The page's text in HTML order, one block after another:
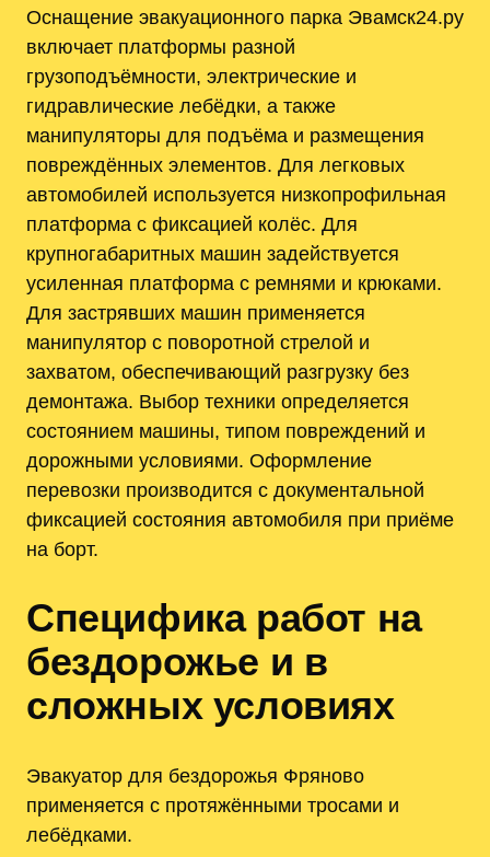
Оснащение эвакуационного парка Эвамск24.ру
включает платформы разной
грузоподъёмности, электрические и
гидравлические лебёдки, а также
манипуляторы для подъёма и размещения
повреждённых элементов. Для легковых
автомобилей используется низкопрофильная
платформа с фиксацией колёс. Для
крупногабаритных машин задействуется
усиленная платформа с ремнями и крюками.
Для застрявших машин применяется
манипулятор с поворотной стрелой и
захватом, обеспечивающий разгрузку без
демонтажа. Выбор техники определяется
состоянием машины, типом повреждений и
дорожными условиями. Оформление
перевозки производится с документальной
фиксацией состояния автомобиля при приёме
на борт.
Специфика работ на
бездорожье и в
сложных условиях
Эвакуатор для бездорожья Фряново
применяется с протяжёнными тросами и
лебёдками.